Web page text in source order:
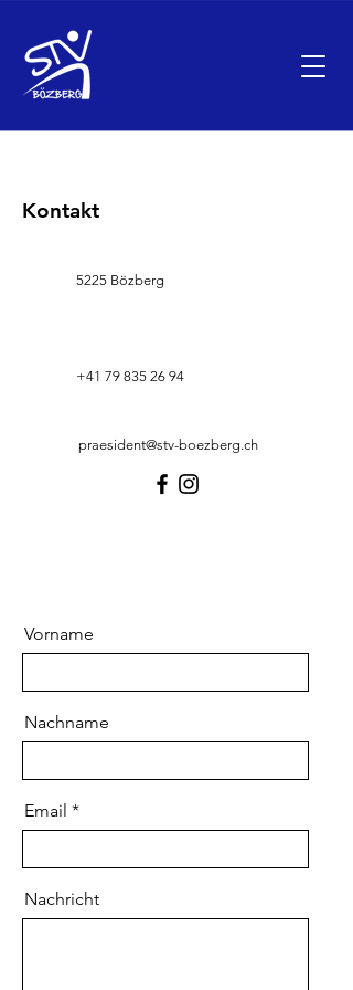
Kontakt
5225 Bözberg
+41 79 835 26 94
praesident@stv-boezberg.ch
Vorname
Nachname
Email
Nachricht